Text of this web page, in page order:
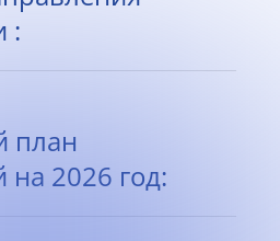
:
план
2026 год: